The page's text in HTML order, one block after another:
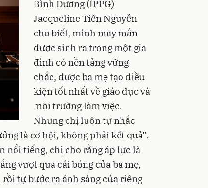
Bình Dương (IPPG)
Jacqueline Tiên Nguyễn
cho biết, mình may mắn
được sinh ra trong một gia
đình có nền tảng vững
chắc, được ba mẹ tạo điều
kiện tốt nhất về giáo dục và
môi trường làm việc.
Nhưng chị luôn tự nhắc
là cơ hội, không phải kết quả”.
nổi tiếng, chị cho rằng áp lực là
vượt qua cái bóng của ba mẹ,
tự bước ra ánh sáng của riêng